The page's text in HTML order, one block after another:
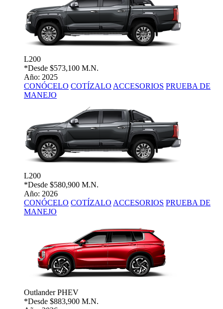
L200
*Desde $573,100 M.N.
Año: 2025
CONÓCELO COTÍZALO ACCESORIOS PRUEBA DE
MANEJO
L200
*Desde $580,900 M.N.
Año: 2026
CONÓCELO COTÍZALO ACCESORIOS PRUEBA DE
MANEJO
Outlander PHEV
*Desde $883,900 M.N.